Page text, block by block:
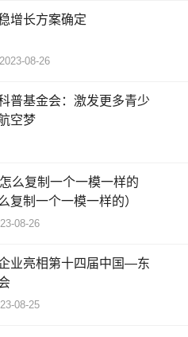
增长方案确定
2023-08-26
普基金会：激发更多青少
空梦
么复制一个一模一样的
复制一个一模一样的）
08-26
业亮相第十四届中国—东
08-25